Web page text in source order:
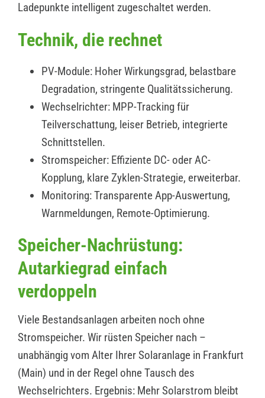
Ladepunkte intelligent zugeschaltet werden.
Technik, die rechnet
PV-Module: Hoher Wirkungsgrad, belastbare
Degradation, stringente Qualitätssicherung.
Wechselrichter: MPP-Tracking für
Teilverschattung, leiser Betrieb, integrierte
Schnittstellen.
Stromspeicher: Effiziente DC- oder AC-
Kopplung, klare Zyklen-Strategie, erweiterbar.
Monitoring: Transparente App-Auswertung,
Warnmeldungen, Remote-Optimierung.
Speicher-Nachrüstung:
Autarkiegrad einfach
verdoppeln
Viele Bestandsanlagen arbeiten noch ohne
Stromspeicher. Wir rüsten Speicher nach –
unabhängig vom Alter Ihrer Solaranlage in Frankfurt
(Main) und in der Regel ohne Tausch des
Wechselrichters. Ergebnis: Mehr Solarstrom bleibt